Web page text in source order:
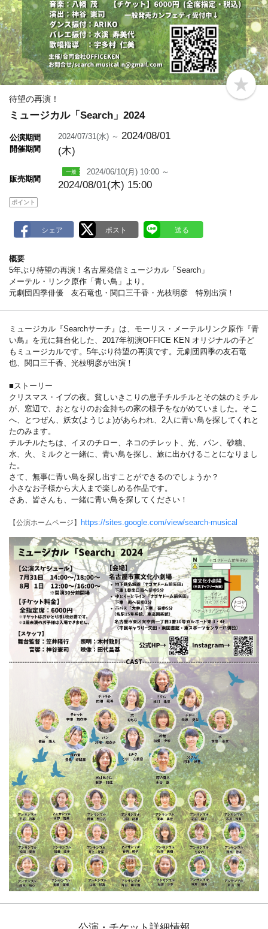
b
o
待望の再演！
ミュージカル「Search」2024
公演期間
開催期間
2024/07/31(水) ～ 2024/08/01
(木)
販売期間
2024/06/10(月) 10:00 ～
2024/08/01(木) 15:00
ポイント
概要
5年ぶり待望の再演！名古屋発信ミュージカル「Search」
メーテル・リンク原作「青い鳥」より。
元劇団四季俳優 友石竜也・関口三千香・光枝明彦 特別出演！
ミュージカル『Searchサーチ』は、モーリス・メーテルリンク原作『青
い鳥』を元に舞台化した、2017年初演OFFICE KEN オリジナルの子ど
もミュージカルです。5年ぶり待望の再演です。元劇団四季の友石竜
也、関口三千香、光枝明彦が出演！
■ストーリー
クリスマス・イブの夜。貧しいきこりの息子チルチルとその妹のミチル
が、窓辺で、おとなりのお金持ちの家の様子をながめていました。そこ
へ、とつぜん、妖女(ようじょ)があらわれ、2人に青い鳥を探してくれと
たのみます。
チルチルたちは、イヌのチロー、ネコのチレット、光、パン、砂糖、
水、火、ミルクと一緒に、青い鳥を探し、旅に出かけることになりまし
た。
さて、無事に青い鳥を探し出すことができるのでしょうか？
小さなお子様から大人まで楽しめる作品です。
さあ、皆さんも、一緒に青い鳥を探してください！
【公演ホームページ】 https://sites.google.com/view/search-musical